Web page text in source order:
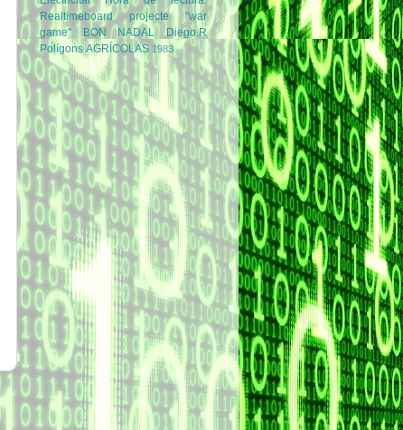
Realtimeboard
projecte
''war
game''
BON NADAL
Diego.R
Polígons AGRÍCOLAS 1983